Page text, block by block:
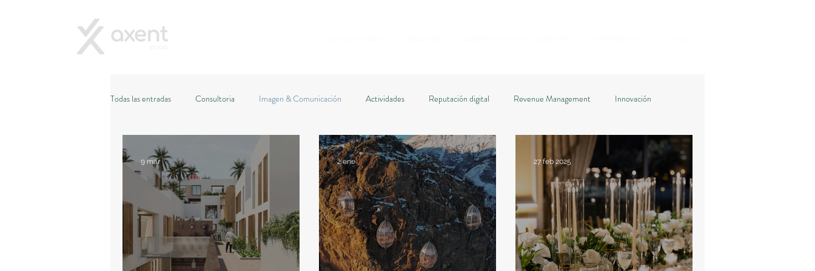
Todas las entradas Consultoria Imagen & Comunicación Actividades Reputación digital Revenue Management Innovación
Metaverso
9 mar 2 ene 27 feb 2025